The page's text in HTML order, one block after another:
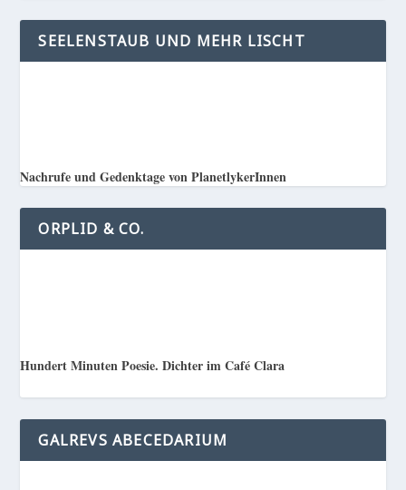
SEELENSTAUB UND MEHR LISCHT
Nachrufe und Gedenktage von PlanetlykerInnen
ORPLID & CO.
Hundert Minuten Poesie. Dichter im Café Clara
GALREVS ABECEDARIUM